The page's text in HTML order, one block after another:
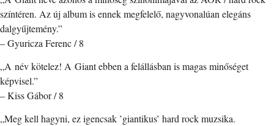
színtéren. Az új album is ennek megfelelő, nagyvonalúan elegáns
dalgyűjtemény.”
– Gyuricza Ferenc / 8
„A név kötelez! A Giant ebben a felállásban is magas minőséget
képvisel.”
– Kiss Gábor / 8
„Meg kell hagyni, ez igencsak ’giantikus’ hard rock muzsika.